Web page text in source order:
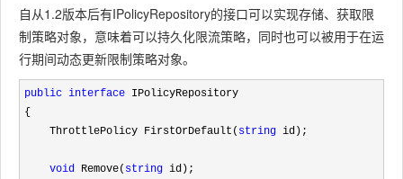
自从1.2版本后有IPolicyRepository的接口可以实现存储、获取限
制策略对象，意味着可以持久化限流策略，同时也可以被用于在运
行期间动态更新限制策略对象。
public interface IPolicyRepository
{
    ThrottlePolicy FirstOrDefault(
string id);
void Remove( string id);